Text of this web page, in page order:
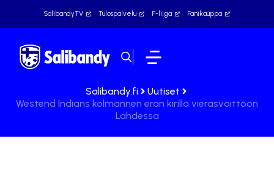
SalibandyTV Tulospalvelu F-liiga Fanikauppa
Salibandy.fi
Uutiset
Westend Indians kolmannen erän kirillä vierasvoittoon
Lahdessa